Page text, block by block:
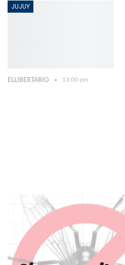
JUJUY
ELLIBERTARIO 13:00 pm